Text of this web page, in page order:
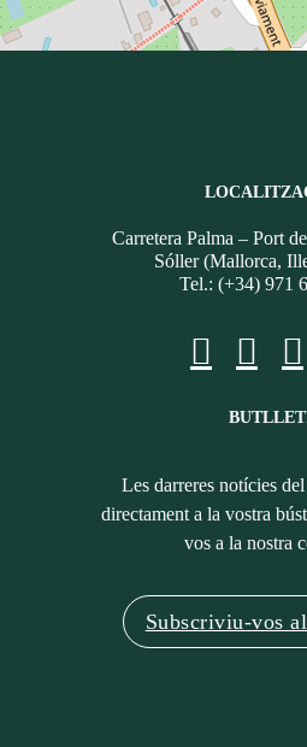
Carretera Palma – Port
Sóller (Mallorca,
Tel.: (+34) 971
Les darreres notícies
directament a la vostra
vos a la nostra
Subscriviu-vos